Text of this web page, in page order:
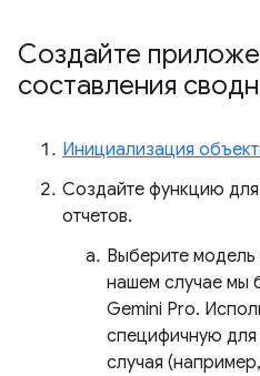
Создайте
составления
Инициализация
Создайте функцию
отчетов.
Выберите модель
нашем случае мы
Gemini Pro.
специфичную для
случая (например,